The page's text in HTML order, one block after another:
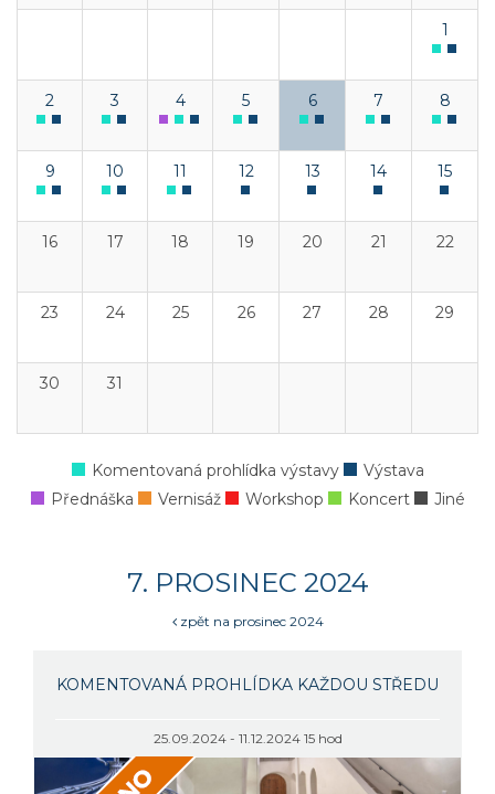
1
2 3 4 5 6 7 8
9 10 11 12 13 14 15
16 17 18 19 20 21 22
23 24 25 26 27 28 29
30 31
Komentovaná prohlídka výstavy
Výstava
Přednáška
Vernisáž Workshop Koncert Jiné
7. PROSINEC 2024
zpět na prosinec 2024
KOMENTOVANÁ PROHLÍDKA KAŽDOU STŘEDU
25.09.2024 - 11.12.2024 15 hod